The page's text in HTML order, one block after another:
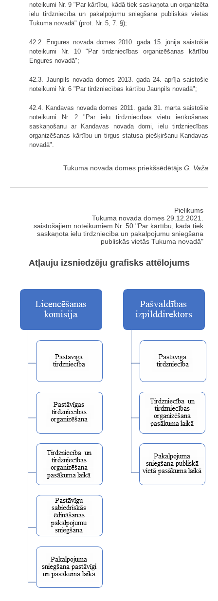
noteikumi Nr. 9 "Par kārtību, kādā tiek saskaņota un organizēta
ielu tirdzniecība un pakalpojumu sniegšana publiskās vietās
Tukuma novadā" (prot. Nr. 5, 7. §);
42.2. Engures novada domes 2010. gada 15. jūnija saistošie
noteikumi Nr. 10 "Par tirdzniecības organizēšanas kārtību
Engures novadā";
42.3. Jaunpils novada domes 2013. gada 24. aprīļa saistošie
noteikumi Nr. 6 "Par tirdzniecības kārtību Jaunpils novadā";
42.4. Kandavas novada domes 2011. gada 31. marta saistošie
noteikumi Nr. 2 "Par ielu tirdzniecības vietu ierīkošanas
saskaņošanu ar Kandavas novada domi, ielu tirdzniecības
organizēšanas kārtību un tirgus statusa piešķiršanu Kandavas
novadā".
Tukuma novada domes priekšsēdētājs G. Važa
Pielikums
Tukuma novada domes 29.12.2021.
saistošajiem noteikumiem Nr. 50 "Par kārtību, kādā tiek
saskaņota ielu tirdzniecība un pakalpojumu sniegšana
publiskās vietās Tukuma novadā"
Atļauju izsniedzēju grafisks attēlojums